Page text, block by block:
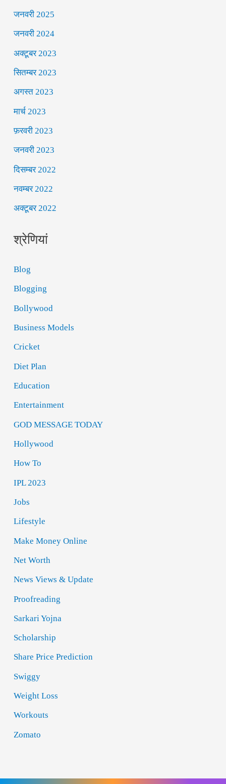
जनवरी 2025
जनवरी 2024
अक्टूबर 2023
सितम्बर 2023
अगस्त 2023
मार्च 2023
फ़रवरी 2023
जनवरी 2023
दिसम्बर 2022
नवम्बर 2022
अक्टूबर 2022
श्रेणियां
Blog
Blogging
Bollywood
Business Models
Cricket
Diet Plan
Education
Entertainment
GOD MESSAGE TODAY
Hollywood
How To
IPL 2023
Jobs
Lifestyle
Make Money Online
Net Worth
News Views & Update
Proofreading
Sarkari Yojna
Scholarship
Share Price Prediction
Swiggy
Weight Loss
Workouts
Zomato